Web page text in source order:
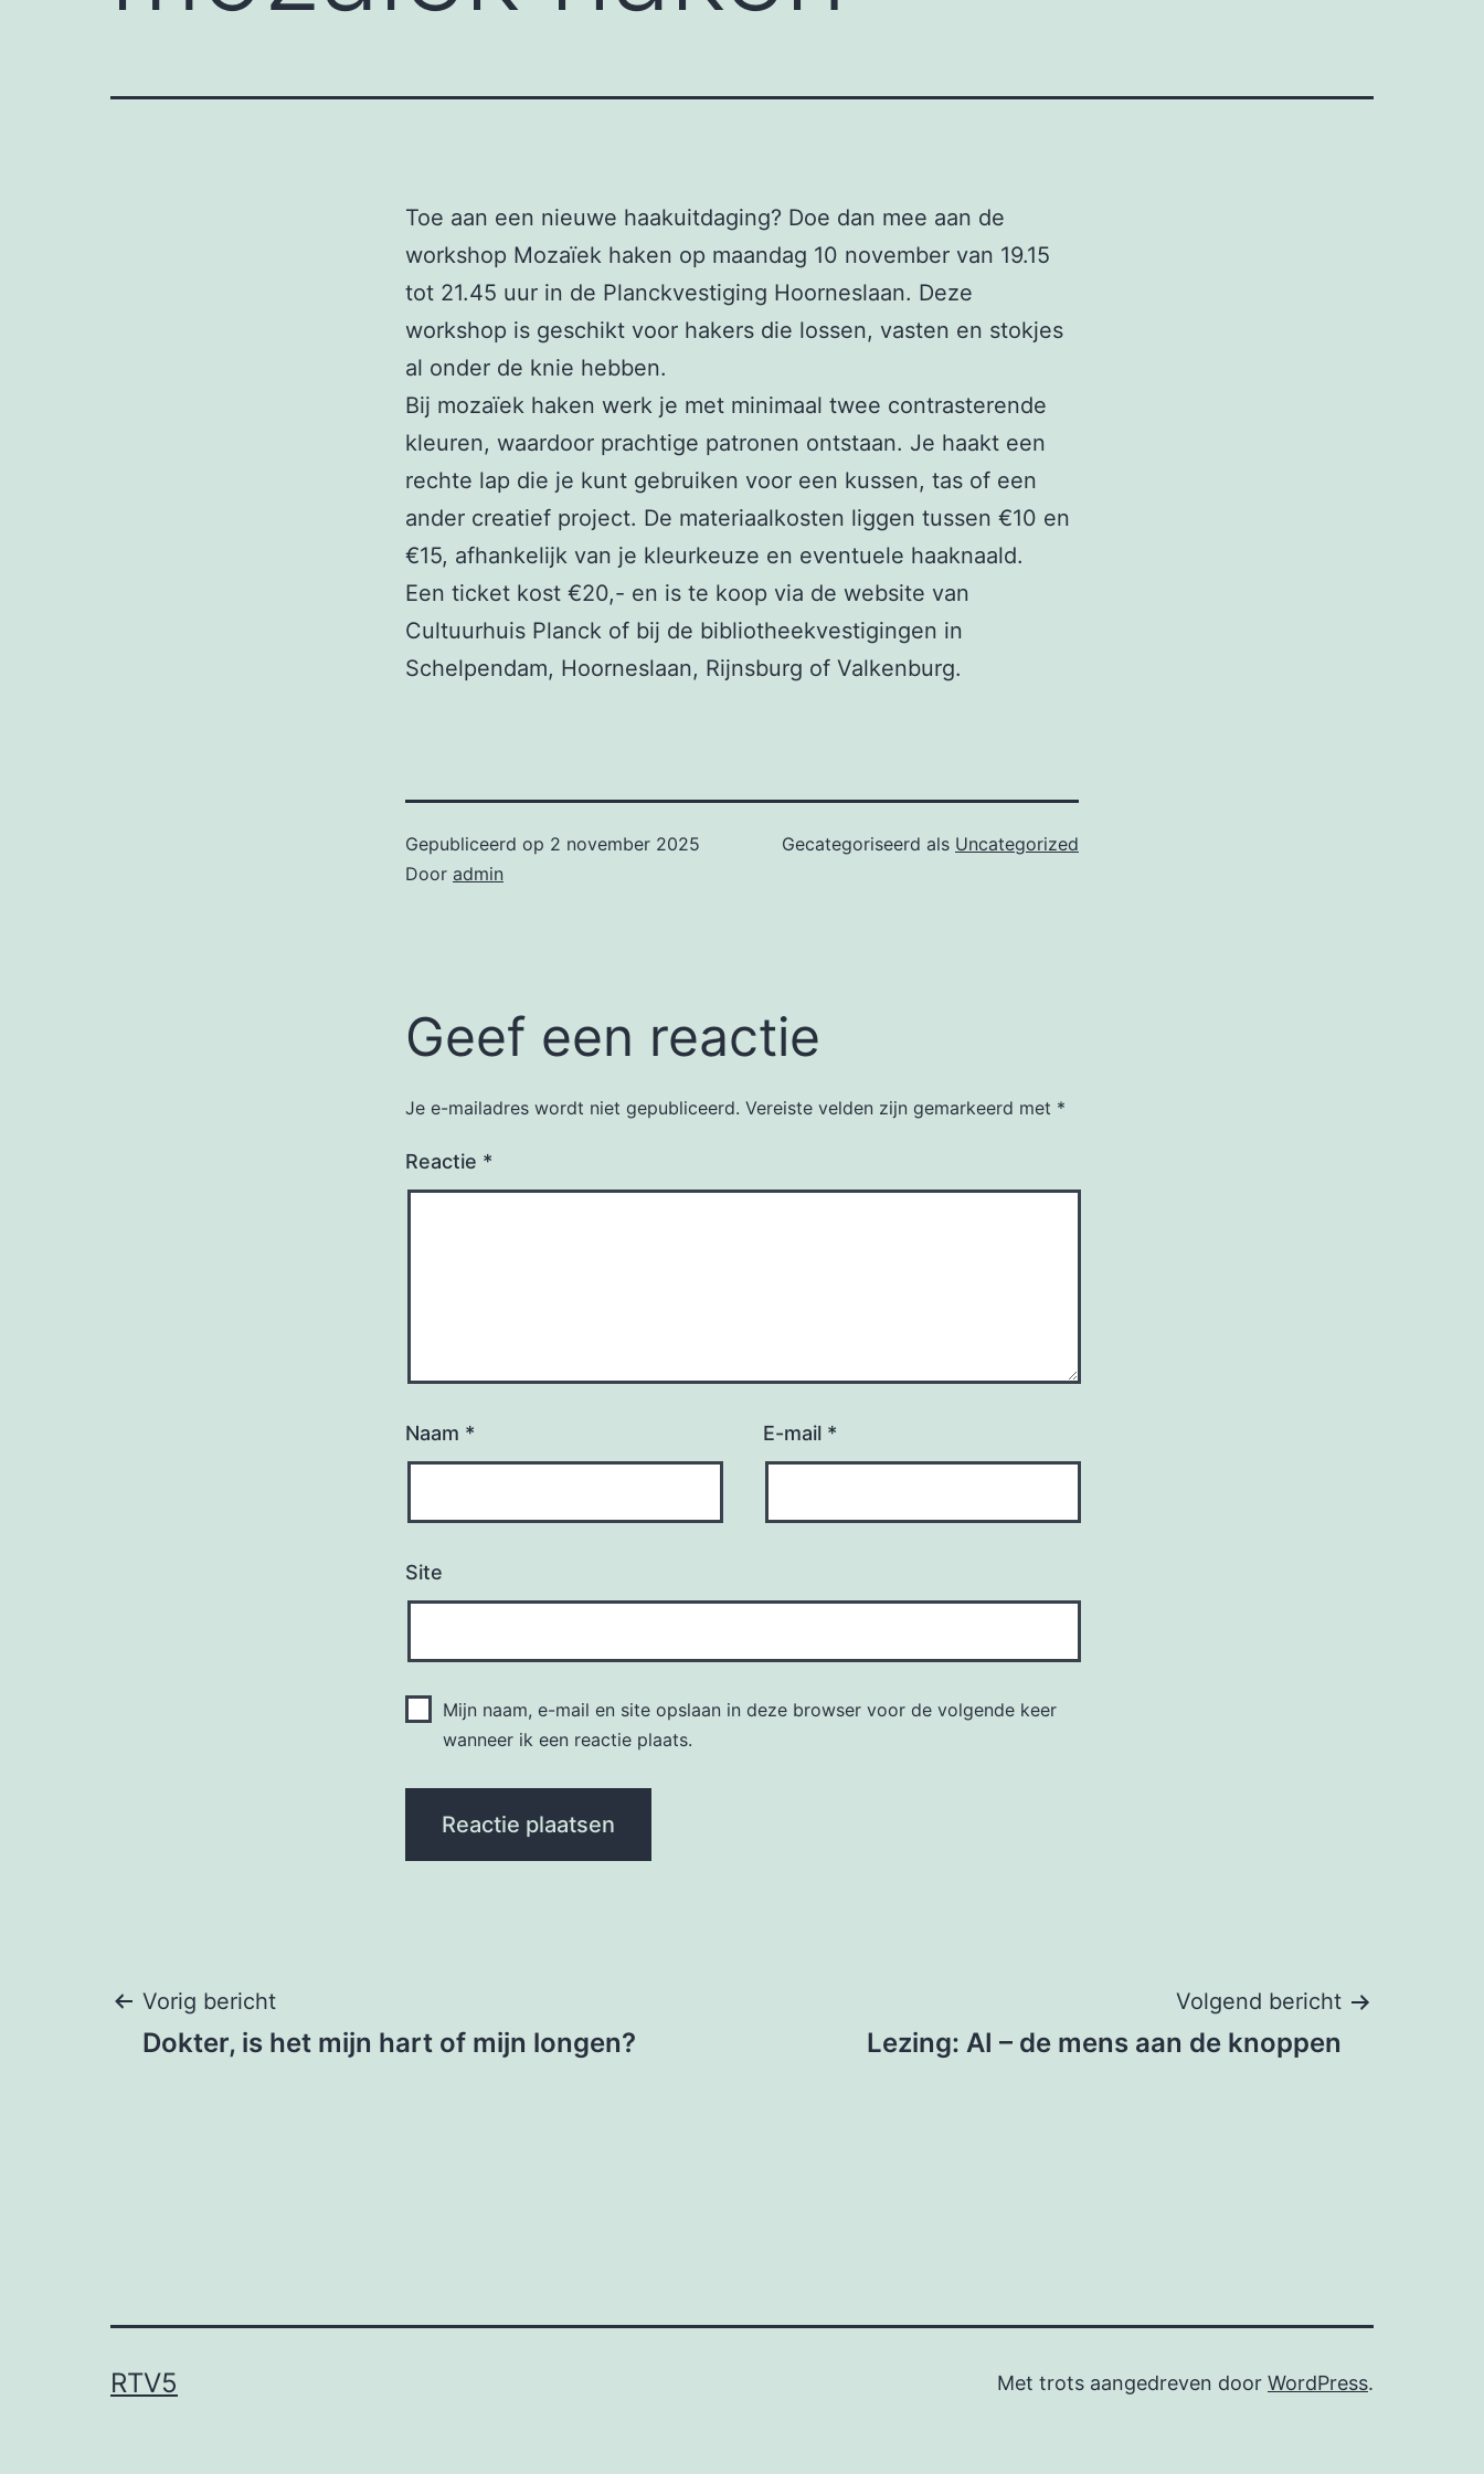
Toe aan een nieuwe haakuitdaging? Doe dan mee aan de
workshop Mozaïek haken op maandag 10 november van 19.15
tot 21.45 uur in de Planckvestiging Hoorneslaan. Deze
workshop is geschikt voor hakers die lossen, vasten en stokjes
al onder de knie hebben.
Bij mozaïek haken werk je met minimaal twee contrasterende
kleuren, waardoor prachtige patronen ontstaan. Je haakt een
rechte lap die je kunt gebruiken voor een kussen, tas of een
ander creatief project. De materiaalkosten liggen tussen €10 en
€15, afhankelijk van je kleurkeuze en eventuele haaknaald.
Een ticket kost €20,- en is te koop via de website van
Cultuurhuis Planck of bij de bibliotheekvestigingen in
Schelpendam, Hoorneslaan, Rijnsburg of Valkenburg.
Gepubliceerd op 2 november 2025
Door admin
Gecategoriseerd als Uncategorized
Geef een reactie
Je e-mailadres wordt niet gepubliceerd. Vereiste velden zijn gemarkeerd met *
Reactie *
Naam * E-mail *
Site
Mijn naam, e-mail en site opslaan in deze browser voor de volgende keer
wanneer ik een reactie plaats.
Bericht
Vorig bericht
Dokter, is het mijn hart of mijn longen?
Volgend bericht
Lezing: AI – de mens aan de knoppen
RTV5 Met trots aangedreven door WordPress.